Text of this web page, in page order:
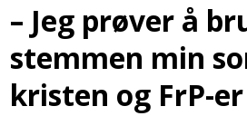
– Jeg prøver å
stemmen min
kristen og FrP-er